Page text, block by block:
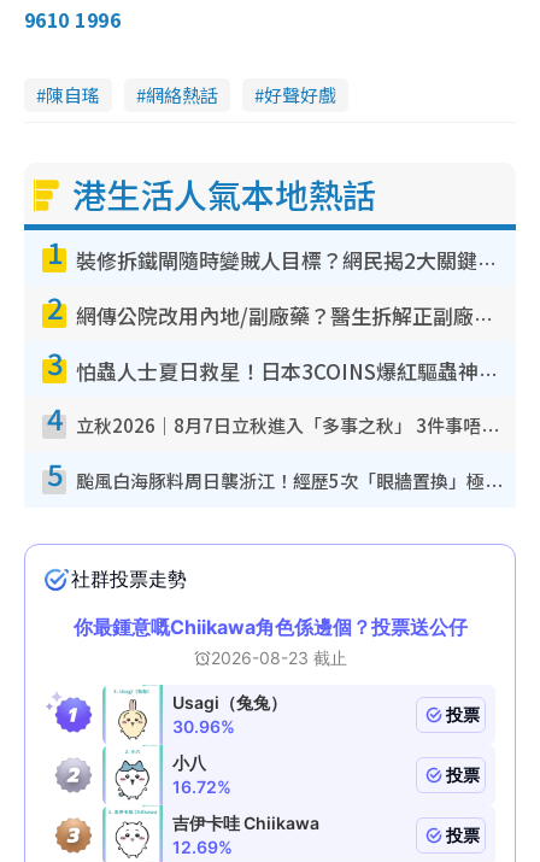
9610 1996
陳自瑤 網絡熱話 好聲好戲
港生活人氣本地熱話
1 裝修拆鐵閘隨時變賊人目標？網民揭2大關鍵用途：裝新式等於白裝？附新舊鐵閘分別
2 網傳公院改用內地/副廠藥？醫生拆解正副廠分別 揭4類人換藥隨時出事
3 怕蟲人士夏日救星！日本3COINS爆紅驅蟲神器$45起 1招「全程免觸碰」輕鬆搞定小強
4 立秋2026｜8月7日立秋進入「多事之秋」 3件事唔做得！專家教6招開運 清枱頭／銀包納氣接好運
5 颱風白海豚料周日襲浙江！經歷5次「眼牆置換」極罕見 成登陸內地最長途颱風